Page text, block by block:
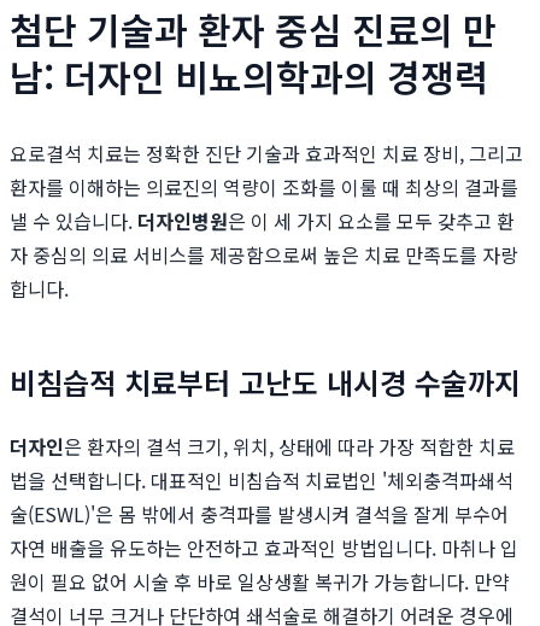
첨단 기술과 환자 중심 진료의 만
남: 더자인 비뇨의학과의 경쟁력
요로결석 치료는 정확한 진단 기술과 효과적인 치료 장비, 그리고
환자를 이해하는 의료진의 역량이 조화를 이룰 때 최상의 결과를
낼 수 있습니다. 더자인병원은 이 세 가지 요소를 모두 갖추고 환
자 중심의 의료 서비스를 제공함으로써 높은 치료 만족도를 자랑
합니다.
비침습적 치료부터 고난도 내시경 수술까지
더자인은 환자의 결석 크기, 위치, 상태에 따라 가장 적합한 치료
법을 선택합니다. 대표적인 비침습적 치료법인 '체외충격파쇄석
술(ESWL)'은 몸 밖에서 충격파를 발생시켜 결석을 잘게 부수어
자연 배출을 유도하는 안전하고 효과적인 방법입니다. 마취나 입
원이 필요 없어 시술 후 바로 일상생활 복귀가 가능합니다. 만약
결석이 너무 크거나 단단하여 쇄석술로 해결하기 어려운 경우에